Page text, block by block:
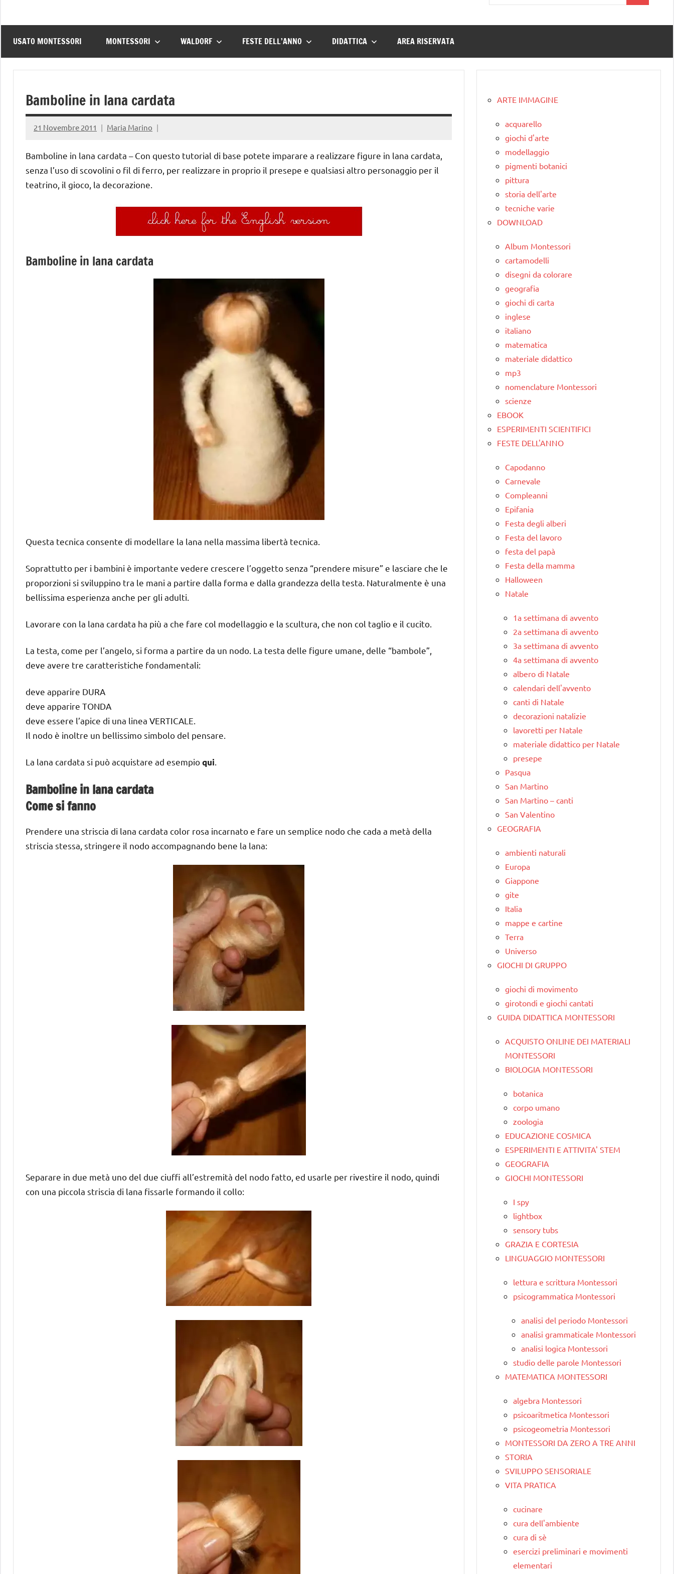
per:
USATO MONTESSORI MONTESSORI WALDORF FESTE DELL’ANNO DIDATTICA AREA RISERVATA
Bamboline in lana cardata
21 Novembre 2011 Maria Marino
Bamboline in lana cardata – Con questo tutorial di base potete imparare a realizzare figure in lana cardata,
senza l’uso di scovolini o fil di ferro, per realizzare in proprio il presepe e qualsiasi altro personaggio per il
teatrino, il gioco, la decorazione.
Bamboline in lana cardata
Questa tecnica consente di modellare la lana nella massima libertà tecnica.
Soprattutto per i bambini è importante vedere crescere l’oggetto senza “prendere misure” e lasciare che le
proporzioni si sviluppino tra le mani a partire dalla forma e dalla grandezza della testa. Naturalmente è una
bellissima esperienza anche per gli adulti.
Lavorare con la lana cardata ha più a che fare col modellaggio e la scultura, che non col taglio e il cucito.
La testa, come per l’angelo, si forma a partire da un nodo. La testa delle figure umane, delle “bambole”,
deve avere tre caratteristiche fondamentali:
deve apparire DURA
deve apparire TONDA
deve essere l’apice di una linea VERTICALE.
Il nodo è inoltre un bellissimo simbolo del pensare.
La lana cardata si può acquistare ad esempioqui
Bamboline in lana cardata
Come si fanno
Prendere una striscia di lana cardata color rosa incarnato e fare un semplice nodo che cada a metà della
striscia stessa, stringere il nodo accompagnando bene la lana:
Separare in due metà uno del due ciuffi all’estremità del nodo fatto, ed usarle per rivestire il nodo, quindi
con una piccola striscia di lana fissarle formando il collo:
ARTE IMMAGINE
acquarello
giochi d'arte
modellaggio
pigmenti botanici
pittura
storia dell'arte
tecniche varie
DOWNLOAD
Album Montessori
cartamodelli
disegni da colorare
geografia
giochi di carta
inglese
italiano
matematica
materiale didattico
mp3
nomenclature Montessori
scienze
EBOOK
ESPERIMENTI SCIENTIFICI
FESTE DELL'ANNO
Capodanno
Carnevale
Compleanni
Epifania
Festa degli alberi
Festa del lavoro
festa del papà
Festa della mamma
Halloween
Natale
1a settimana di avvento
2a settimana di avvento
3a settimana di avvento
4a settimana di avvento
albero di Natale
calendari dell'avvento
canti di Natale
decorazioni natalizie
lavoretti per Natale
materiale didattico per Natale
presepe
Pasqua
San Martino
San Martino – canti
San Valentino
GEOGRAFIA
ambienti naturali
Europa
Giappone
gite
Italia
mappe e cartine
Terra
Universo
GIOCHI DI GRUPPO
giochi di movimento
girotondi e giochi cantati
GUIDA DIDATTICA MONTESSORI
ACQUISTO ONLINE DEI MATERIALI
MONTESSORI
BIOLOGIA MONTESSORI
botanica
corpo umano
zoologia
EDUCAZIONE COSMICA
ESPERIMENTI E ATTIVITA' STEM
GEOGRAFIA
GIOCHI MONTESSORI
I spy
lightbox
sensory tubs
GRAZIA E CORTESIA
LINGUAGGIO MONTESSORI
lettura e scrittura Montessori
psicogrammatica Montessori
analisi del periodo Montessori
analisi grammaticale Montessori
analisi logica Montessori
studio delle parole Montessori
MATEMATICA MONTESSORI
algebra Montessori
psicoaritmetica Montessori
psicogeometria Montessori
MONTESSORI DA ZERO A TRE ANNI
STORIA
SVILUPPO SENSORIALE
VITA PRATICA
cucinare
cura dell'ambiente
cura di sè
esercizi preliminari e movimenti
elementari